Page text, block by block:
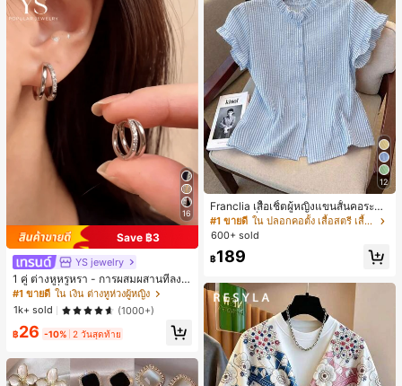
16
Save ฿3
YS jewelry
1 คู่ ต่างหูหรูหรา - การผสมผสานที่ลงตั
วของแฟชั่นและความซับซ้อน, ดีไซน์ส
องชั้น, เหมาะสำหรับสุภาพสตรีและนักเ
รียน, ต่างหูทองแดงฝังไมโคร
#1 ขายดี ใน เงิน ต่างหูห่วงผู้หญิง
1k+ sold
(1000+)
฿26 -10% 2 วันสุดท้าย
12
Franclia เสื้อเชิ้ตผู้หญิงแขนสั้นคอระบา
ยกระดุมเดี่ยวลายทาง
#1 ขายดี
ใน ปลอกคอตั้ง เสื้อสตรี เสื้อเบลาส์ & Tee
600+ sold
฿189